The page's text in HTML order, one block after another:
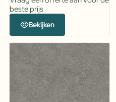
beste prijs
Bekijken